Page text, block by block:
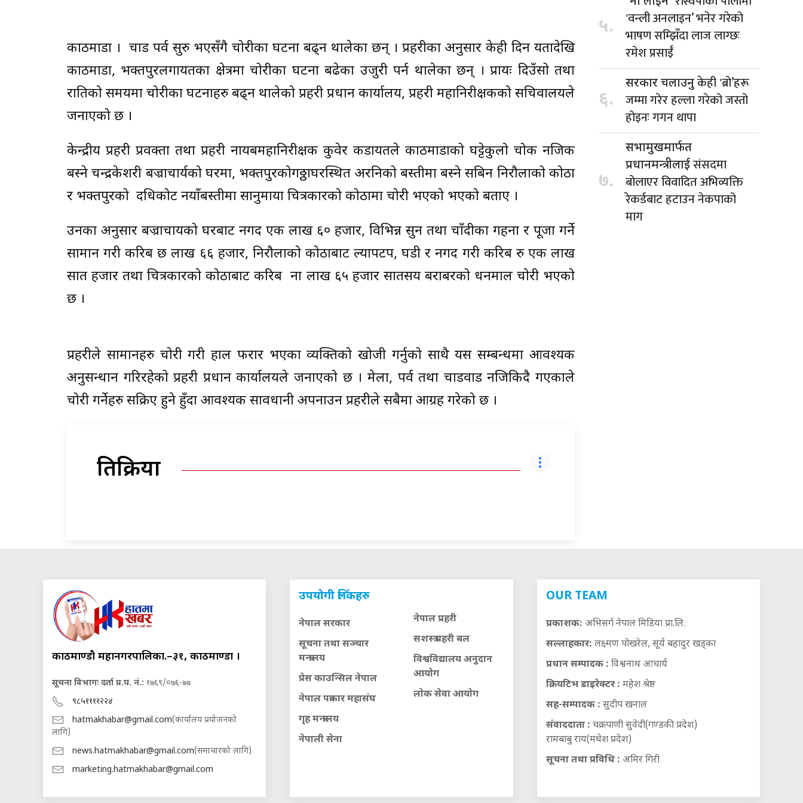
काठमाडौँ । चाड पर्व सुरु भएसँगै चोरीका घटना बढ्न थालेका छन् । प्रहरीका अनुसार केही दिन यतादेखि
काठमाडौँ, भक्तपुरलगायतका क्षेत्रमा चोरीका घटना बढेका उजुरी पर्न थालेका छन् । प्रायः दिउँसो तथा
रातिको समयमा चोरीका घटनाहरु बढ्न थालेको प्रहरी प्रधान कार्यालय, प्रहरी महानिरीक्षकको सचिवालयले
जनाएको छ ।
केन्द्रीय प्रहरी प्रवक्ता तथा प्रहरी नायबमहानिरीक्षक कुवेर कडायतले काठमाडौँको घट्टेकुलो चोक नजिक
बस्ने चन्द्रकेशरी बज्राचार्यको घरमा, भक्तपुरकोगठ्ठाघरस्थित अरनिको बस्तीमा बस्ने सबिन निरौलाको कोठा
र भक्तपुरको दधिकोट नयाँबस्तीमा सानुमाया चित्रकारको कोठामा चोरी भएको भएको बताए ।
उनका अनुसार बज्राचायको घरबाट नगद एक लाख ६० हजार, विभिन्न सुन तथा चाँदीका गहना र पूजा गर्ने
सामान गरी करिब छ लाख ६६ हजार, निरौलाको कोठाबाट ल्यापटप, घडी र नगद गरी करिब रु एक लाख
सात हजार तथा चित्रकारको कोठाबाट करिब नौँ लाख ६५ हजार सातसय बराबरको धनमाल चोरी भएको
छ ।
प्रहरीले सामानहरु चोरी गरी हाल फरार भएका व्यक्तिको खोजी गर्नुको साथै यस सम्बन्धमा आवश्यक
अनुसन्धान गरिरहेको प्रहरी प्रधान कार्यालयले जनाएको छ । मेला, पर्व तथा चाडवाड नजिकिदै गएकाले
चोरी गर्नेहरु सक्रिए हुने हुँदा आवश्यक सावधानी अपनाउन प्रहरीले सबैमा आग्रह गरेको छ ।
प्रतिक्रिया
५.
'वन्ली अनलाइन’ भनेर गरेको
भाषण सम्झिँदा लाज लाग्छः
रमेश प्रसाईँ
६.
सरकार चलाउनुकेही 'ब्रो’हरू
जम्मा गरेर हल्ला गरेको जस्तो
होइनः गगन थापा
७.
सभामुखमार्फत
प्रधानमन्त्रीलाईसंसदमा
बोलाएर विवादित अभिव्यक्ति
रेकर्डबाट हटाउन नेकपाको
माग
काठमाण्डौ महानगरपालिका.–३१, काठमाण्डौं ।
सूचना विभागः दर्ता प्र.प. नं.: १७६९/०७६-७७
९८५११११२२४
hatmakhabar@gmail.com(कार्यालय प्रयोजनको
लागि)
news.hatmakhabar@gmail.com(समाचारको लागि)
marketing.hatmakhabar@gmail.com
उपयोगी लिंकहरु
नेपाल सरकार
सूचना तथा सञ्चार
मन्त्रालय
प्रेस काउन्सिल नेपाल
नेपाल पत्रकार महासंघ
गृह मन्त्रालय
नेपाली सेना
नेपाल प्रहरी
सशस्त्र प्रहरी बल
विश्वविद्यालय अनुदान
आयाेग
लाेक सेवा आयाेग
OUR TEAM
प्रकाशक: अभिसर्ग नेपाल मिडिया प्रा.लि.
सल्लाहकार: लक्ष्मण पोखरेल, सूर्य बहादुर खड्का
प्रधान सम्पादक : विश्वनाथ आचार्य
क्रियटिभ डाइरेक्टर : महेश श्रेष्ठ
सह-सम्पादक : सुदीप खनाल
संवाददाता : चक्रपाणी सुवेदी(गण्डकी प्रदेश)
रामबाबु राय(मधेश प्रदेश)
सूचना तथा प्रविधि : अमिर गिरी